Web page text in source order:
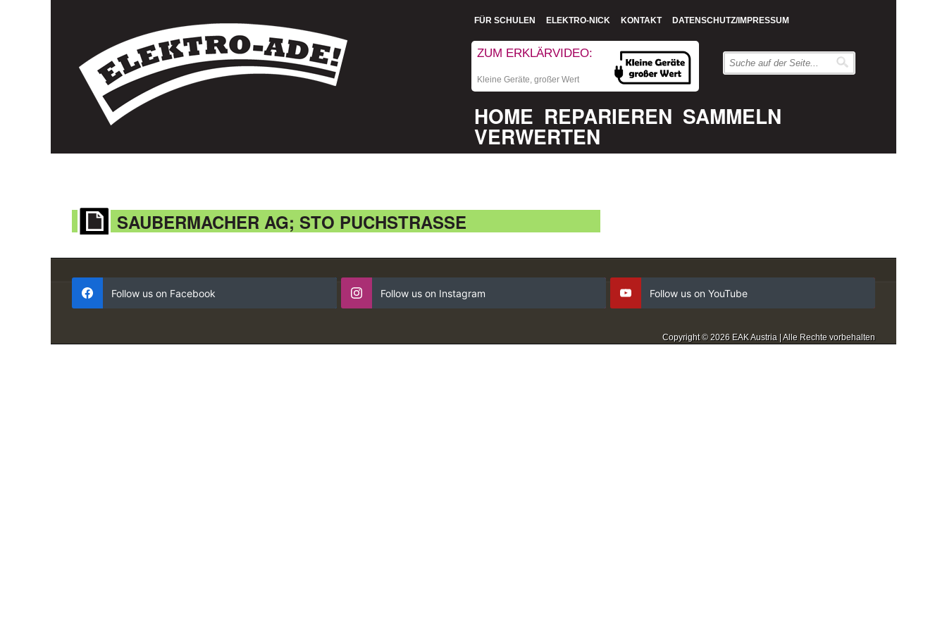
FÜR SCHULEN ELEKTRO-NICK KONTAKT DATENSCHUTZ/IMPRESSUM
ZUM ERKLÄRVIDEO:
Kleine Geräte, großer Wert
HOME REPARIEREN SAMMELN
VERWERTEN
SAUBERMACHER AG; STO PUCHSTRASSE
Follow us on Facebook Follow us on Instagram Follow us on YouTube
Copyright © 2026 EAK Austria | Alle Rechte vorbehalten